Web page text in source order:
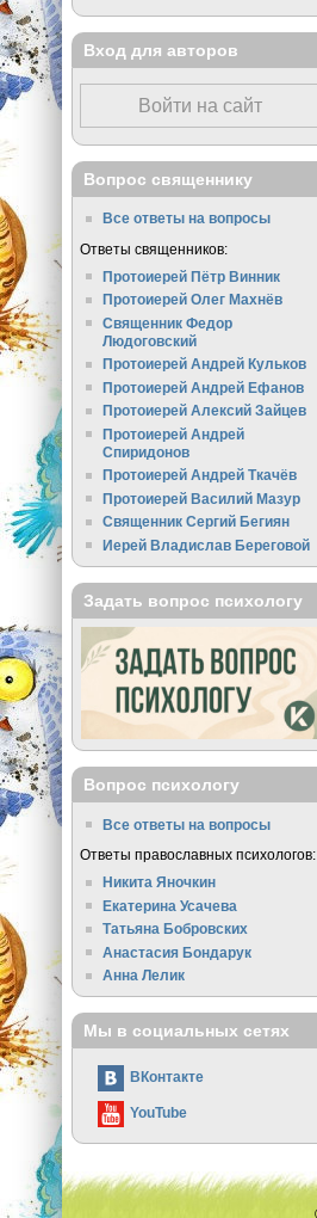
Вход для авторов
Войти на сайт
Вопрос священнику
Все ответы на вопросы
Ответы священников:
Протоиерей Пётр Винник
Протоиерей Олег Махнёв
Священник Федор
Людоговский
Протоиерей Андрей Кульков
Протоиерей Андрей Ефанов
Протоиерей Алексий Зайцев
Протоиерей Андрей
Спиридонов
Протоиерей Андрей Ткачёв
Протоиерей Василий Мазур
Священник Сергий Бегиян
Иерей Владислав Береговой
Задать вопрос психологу
Вопрос психологу
Все ответы на вопросы
Ответы православных психологов:
Никита Яночкин
Екатерина Усачева
Татьяна Бобровских
Анастасия Бондарук
Анна Лелик
Мы в социальных сетях
ВКонтакте
YouTube